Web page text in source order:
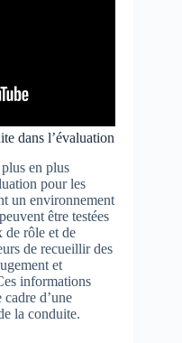
dans l’évaluation
en plus
pour les
un environnement
être testées
de rôle et de
de recueillir des
et
informations
d’une
la conduite.